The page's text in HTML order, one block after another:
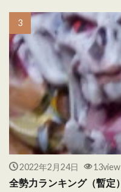
2022年2月24日 13view
全勢力ランキング（暫定）